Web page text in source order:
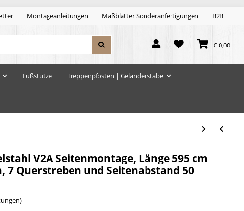
Montageanleitungen Maßblätter Sonderanfertigungen B2B
€ 0,00
Fußstütze Treppenpfosten | Geländerstäbe
V2A Seitenmontage, Länge 595 cm
7 Querstreben und Seitenabstand 50